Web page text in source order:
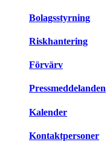
Bolagsstyrning
Riskhantering
Förvärv
Pressmeddelanden
Kalender
Kontaktpersoner